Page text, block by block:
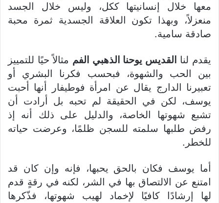
معها خلال إنسانيتها ككل، وليس خلال الجسد
منعزلاً، وبهذا تكون العلاقة الجسدية ثمرة محبة
صادقة سامية.
يقدم لنا القديس يوحنا الذهبي الفم مثالاً حيًا للتمييز
بين الحب والشهوة، فبحسب فكرنا البشري أو
تعبيرنا الدارج يقال عن امرأة فوطيفار أنها أحبت
يوسف، لكن في الحقيقة لم تحبه بل أرادت أن
تشبع شهوتها الخاصة، والدليل على ذلك أنه إذ
رفض طلبها سلمته للسجن ظلمًا، وعرضت حياته
للخطر.
أما يوسف فكان بالحق يحبها، فإنه وإن كان قد
امتنع عن الالتصاق بها في الشر، لكنه في رقةٍ قدم
لها إرشادًا كافيًا لإخماد لهيب شهوتها، فذّكرها